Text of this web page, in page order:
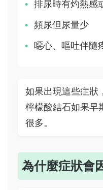
排尿時有灼熱感
頻尿但尿量少
噁心、嘔吐伴隨
如果出現這些症狀
檸檬酸結石如果早
很多。
為什麼症狀會